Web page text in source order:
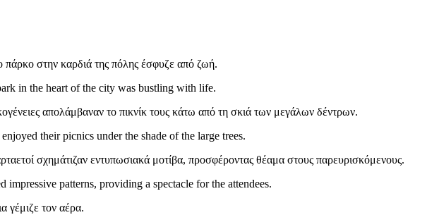
πάρκο στην καρδιά της πόλης έσφυζε από ζωή.
in the heart of the city was bustling with life.
απολάμβαναν το πικνίκ τους κάτω από τη σκιά των μεγάλων δέντρων.
their picnics under the shade of the large trees.
σχημάτιζαν εντυπωσιακά μοτίβα, προσφέροντας θέαμα στους παρευρισκόμενους.
patterns, providing a spectacle for the attendees.
γέμιζε τον αέρα.